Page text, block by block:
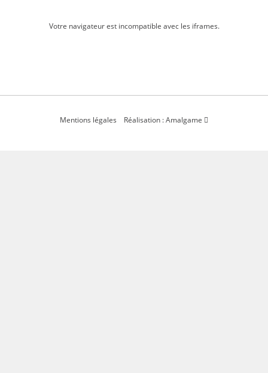
Votre navigateur est incompatible avec les iframes.
Mentions légales Réalisation : Amalgame